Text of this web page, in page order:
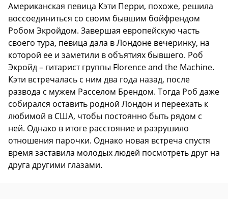
Американская певица Кэти Перри, похоже, решила
воссоединиться со своим бывшим бойфрендом
Робом Экройдом. Завершая европейскую часть
своего тура, певица дала в Лондоне вечеринку, на
которой ее и заметили в объятиях бывшего. Роб
Экройд – гитарист группы Florence and the Machine.
Кэти встречалась с ним два года назад, после
развода с мужем Расселом Брендом. Тогда Роб даже
собирался оставить родной Лондон и переехать к
любимой в США, чтобы постоянно быть рядом с
ней. Однако в итоге расстояние и разрушило
отношения парочки. Однако новая встреча спустя
время заставила молодых людей посмотреть друг на
друга другими глазами.